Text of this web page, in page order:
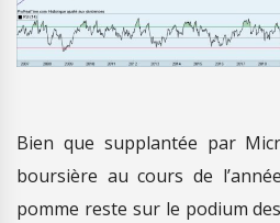
Bien que supplantée par
boursière au cours de
pomme reste sur le podium